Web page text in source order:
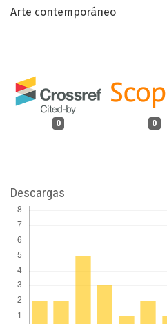
Arte contemporáneo
0 0
Descargas